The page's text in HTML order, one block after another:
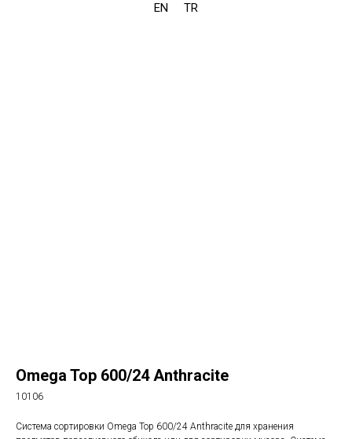
EN TR
Omega Top 600/24 Anthracite
10106
Система сортировки Omega Top 600/24 Anthracite для хранения